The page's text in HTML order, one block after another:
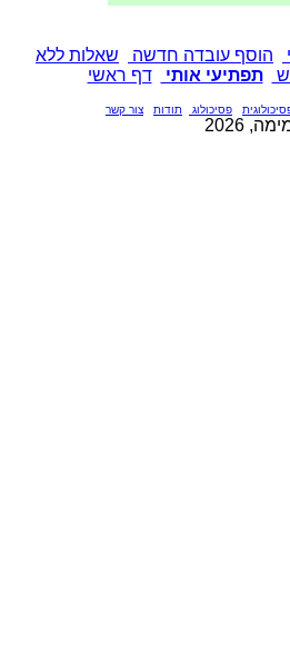
הוסף עובדה חדשה
שאלות ללא
תפתיעי אותי דף ראשי
פסיכולוג תודות צור קשר
2026